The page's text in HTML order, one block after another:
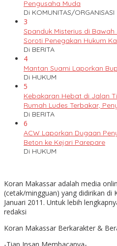
Pengusaha Muda
Di KOMUNITAS/ORGANISASI
3
Spanduk Misterius di
Soroti Penegakan Hukum
Di BERITA
4
Mantan Suami Laporkan
Di HUKUM
5
Kebakaran Hebat di Jalan
Rumah Ludes Terbakar,
Di BERITA
6
ACW Laporkan Dugaan
Beton ke Kejari Parepare
Di HUKUM
Koran Makassar adalah media
(cetak/mingguan) yang didirikan di
Januari 2011. Untuk lebih
redaksi
Koran Makassar Berkarakter &